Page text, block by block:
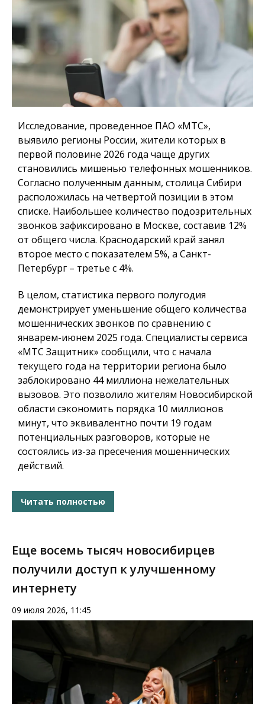
Исследование, проведенное ПАО «МТС»,
выявило регионы России, жители которых в
первой половине 2026 года чаще других
становились мишенью телефонных мошенников.
Согласно полученным данным, столица Сибири
расположилась на четвертой позиции в этом
списке. Наибольшее количество подозрительных
звонков зафиксировано в Москве, составив 12%
от общего числа. Краснодарский край занял
второе место с показателем 5%, а Санкт-
Петербург – третье с 4%.
В целом, статистика первого полугодия
демонстрирует уменьшение общего количества
мошеннических звонков по сравнению с
январем-июнем 2025 года. Специалисты сервиса
«МТС Защитник» сообщили, что с начала
текущего года на территории региона было
заблокировано 44 миллиона нежелательных
вызовов. Это позволило жителям Новосибирской
области сэкономить порядка 10 миллионов
минут, что эквивалентно почти 19 годам
потенциальных разговоров, которые не
состоялись из-за пресечения мошеннических
действий.
Читать полностью
Еще восемь тысяч новосибирцев
получили доступ к улучшенному
интернету
09 июля 2026, 11:45